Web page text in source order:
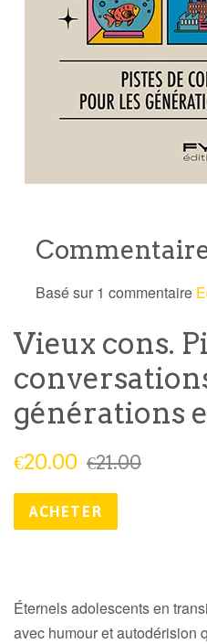
Basé sur 1 commentaire
Vieux cons.
générations
Prix
€20.00 Prix
€21.00
ACHETER
Éternels adolescents en
avec humour et autodérision